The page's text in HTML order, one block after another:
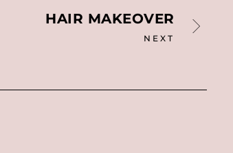
HAIR MAKEOVER
NEXT